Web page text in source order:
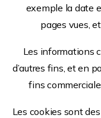
exemple la date
pages vues,
Les informations
d’autres fins, et en
fins
Les cookies sont